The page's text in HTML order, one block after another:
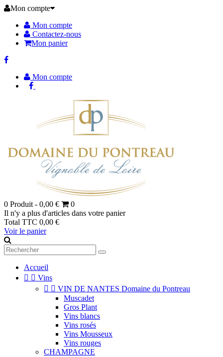
Mon compte
Mon compte
Contactez-nous
Mon panier
Mon compte
0 Produit - 0,00 €
0
Il n'y a plus d'articles dans votre panier
Total TTC 0,00 €
Voir le panier
Accueil
  Vins
  VIN DE NANTES Domaine du Pontreau
Muscadet
Gros Plant
Vins blancs
Vins rosés
Vins Mousseux
Vins rouges
CHAMPAGNE